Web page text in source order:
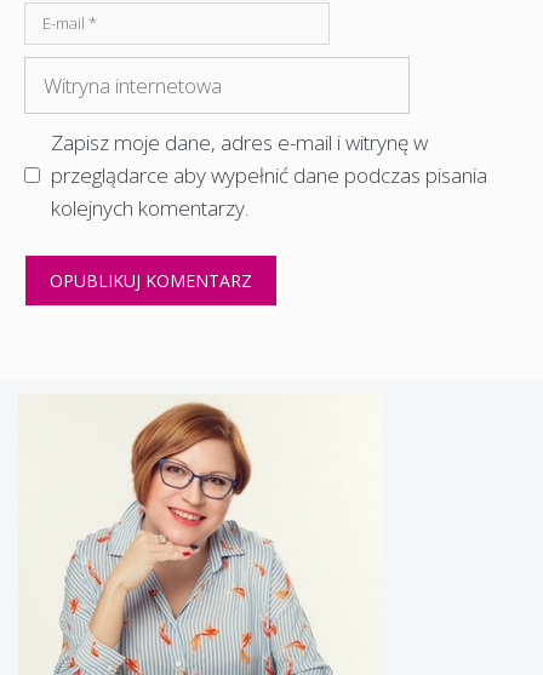
mail
internetowa
Zapisz moje dane, adres e-mail i witrynę w
przeglądarce aby wypełnić dane podczas pisania
kolejnych komentarzy.